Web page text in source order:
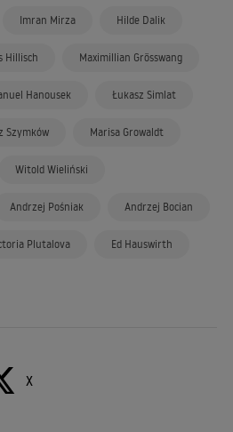
Imran Mirza Hilde Dalik
Hillisch Maximillian Grösswang
Hanousek Łukasz Simlat
Szymków Marisa Growaldt
Witold Wieliński
Andrzej Pośniak Andrzej Bocian
Plutalova Ed Hauswirth
X